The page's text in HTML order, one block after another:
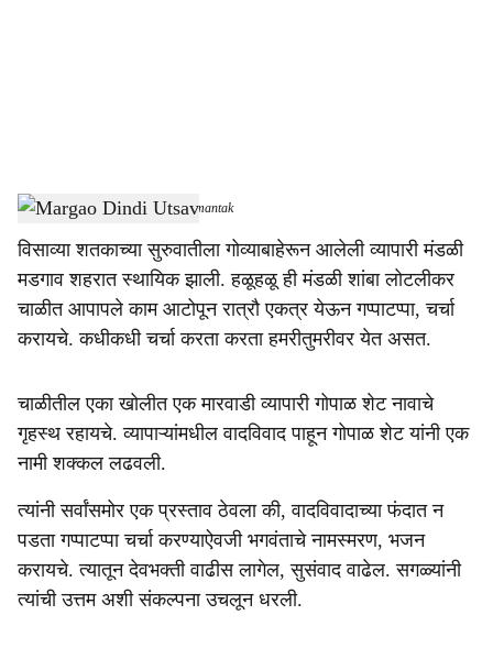
a
r
Margao Dindi Utsav-Dainik Gomantak
विसाव्या शतकाच्या सुरुवातीला गोव्याबाहेरून आलेली व्यापारी मंडळी
मडगाव शहरात स्थायिक झाली. हळूहळू ही मंडळी शांबा लोटलीकर
चाळीत आपापले काम आटोपून रात्रौ एकत्र येऊन गप्पाटप्पा, चर्चा
करायचे. कधीकधी चर्चा करता करता हमरीतुमरीवर येत असत.
चाळीतील एका खोलीत एक मारवाडी व्यापारी गोपाळ शेट नावाचे
गृहस्थ रहायचे. व्यापाऱ्यांमधील वादविवाद पाहून गोपाळ शेट यांनी एक
नामी शक्कल लढवली.
त्यांनी सर्वांसमोर एक प्रस्ताव ठेवला की, वादविवादाच्या फंदात न
पडता गप्पाटप्पा चर्चा करण्याऐवजी भगवंताचे नामस्मरण, भजन
करायचे. त्यातून देवभक्ती वाढीस लागेल, सुसंवाद वाढेल. सगळ्यांनी
त्यांची उत्तम अशी संकल्पना उचलून धरली.